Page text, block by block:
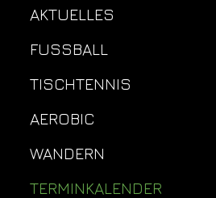
AKTUELLES
FUSSBALL
TISCHTENNIS
AEROBIC
WANDERN
TERMINKALENDER